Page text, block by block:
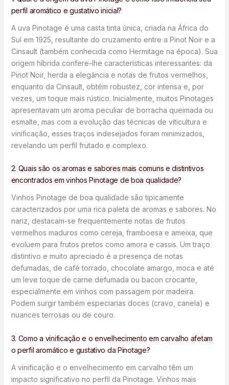
perfil aromático e gustativo inicial?
A uva Pinotage é uma casta tinta única, criada na África do
Sul em 1925, resultante do cruzamento entre a Pinot Noir e a
Cinsault (também conhecida como Hermitage na época). Sua
origem híbrida confere-lhe características interessantes: da
Pinot Noir, herda a elegância e notas de frutos vermelhos,
enquanto da Cinsault, obtém robustez, cor intensa e, por
vezes, um toque mais rústico. Inicialmente, muitos Pinotages
apresentavam um aroma peculiar de borracha queimada ou
esmalte, mas com a evolução das técnicas de viticultura e
vinificação, esses traços indesejados foram minimizados,
revelando um perfil frutado e complexo.
2. Quais são os aromas e sabores mais comuns e distintivos
encontrados em vinhos Pinotage de boa qualidade?
Vinhos Pinotage de boa qualidade são tipicamente
caracterizados por uma rica paleta de aromas e sabores. No
nariz, destacam-se frequentemente notas de frutos
vermelhos maduros como cereja, framboesa e ameixa, que
evoluem para frutos pretos como amora e cassis. Um traço
distintivo e muito apreciado é a presença de notas
defumadas, de café torrado, chocolate amargo, moca e até
um leve toque de carne defumada ou bacon crocante,
especialmente em vinhos com passagem por madeira.
Podem surgir também especiarias doces (cravo, canela) e
nuances terrosas ou de couro.
3. Como a vinificação e o envelhecimento em carvalho afetam
o perfil aromático e gustativo da Pinotage?
A vinificação e o envelhecimento em carvalho têm um
impacto significativo no perfil da Pinotage. Vinhos mais